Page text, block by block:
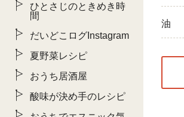
油
ひとさじのときめき時
間
だいどこログInstagram
夏野菜レシピ
おうち居酒屋
酸味が決め手のレシピ